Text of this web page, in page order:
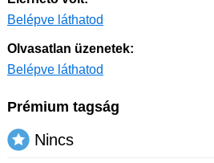
Belépve láthatod
Olvasatlan üzenetek:
Belépve láthatod
Prémium tagság
Nincs